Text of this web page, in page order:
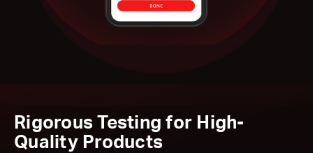
Rigorous Testing for High-
Quality Products